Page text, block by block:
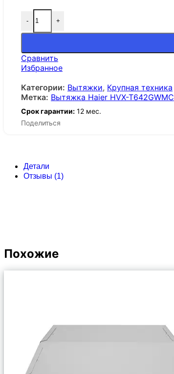
- +
Сравнить
Избранное
Категории: Вытяжки, Крупная техника
Метка: Вытяжка Haier HVX-T642GWMC
Срок гарантии: 12 мес.
Поделиться
Детали
Отзывы (1)
Похожие